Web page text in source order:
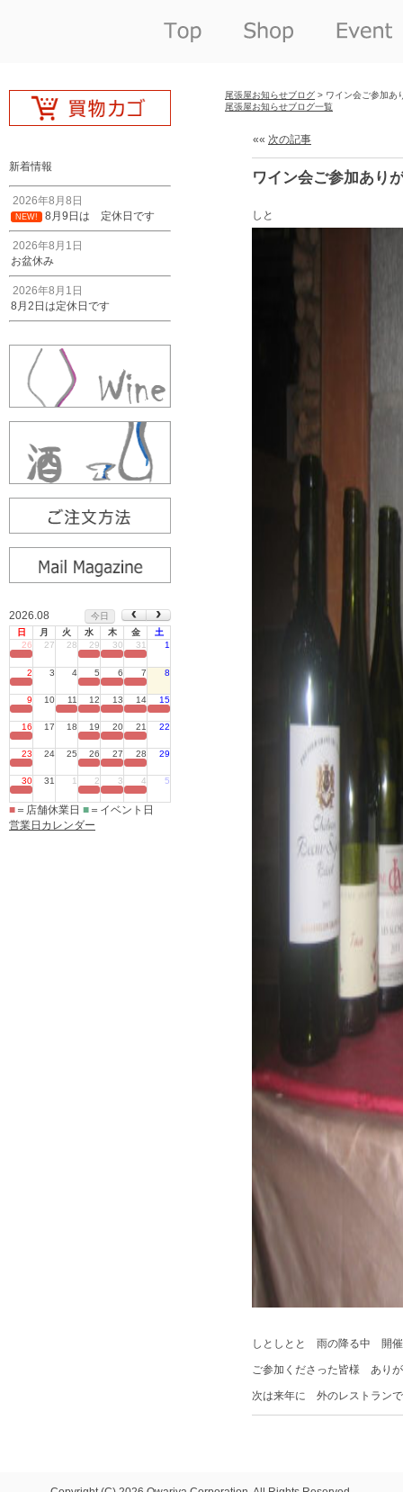
新着情報
2026年8月8日
NEW! 8月9日は 定休日です
2026年8月1日
お盆休み
2026年8月1日
8月2日は定休日です
2026.08
今日
日
月 火 水 木 金
土
26
27 28 29 30 31 1
2 3 4 5 6 7 8
9 10 11 12 13 14 15
16 17 18 19 20 21 22
23 24 25 26 27 28 29
30 31 1 2 3 4 5
■ ＝店舗休業日 ■ ＝イベント日
営業日カレンダー
尾張屋お知らせブログ > ワイン会ご参加あ
尾張屋お知らせブログ一覧
«« 次の記事
ワイン会ご参加あり
しと
しとしとと 雨の降る中 開催
ご参加くださった皆様 あり
次は来年に 外のレストラン